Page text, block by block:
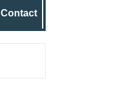
Contact